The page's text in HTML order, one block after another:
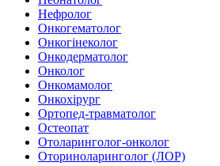
Нефролог
Онкогематолог
Онкогінеколог
Онкодерматолог
Онколог
Онкомамолог
Онкохірург
Ортопед-травматолог
Остеопат
Отоларинголог-онколог
Оториноларинголог (ЛОР)